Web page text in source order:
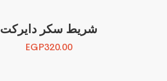
شريط سكر دايركت
EGP320.00